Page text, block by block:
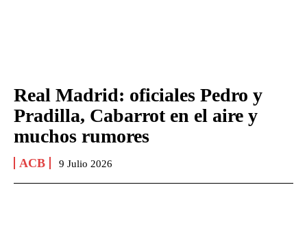
Real Madrid: oficiales Pedro y
Pradilla, Cabarrot en el aire y
muchos rumores
ACB 9 Julio 2026